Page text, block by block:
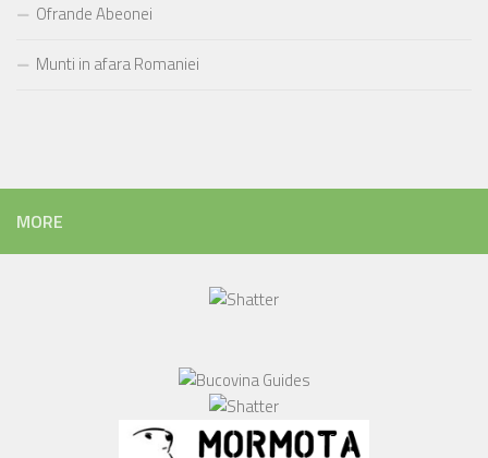
Ofrande Abeonei
Munti in afara Romaniei
MORE